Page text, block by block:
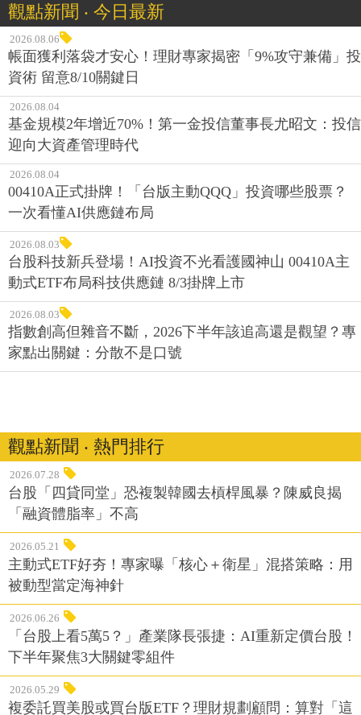
觀點新聞 ‧ 今日最新
2026.08.06
帳面獲利落袋才安心！理財專家揭密「9%攻守兼備」投
資術 留意8/10關鍵日
2026.08.04
基金規模2年增近70%！第一金投信董事長尤昭文：投信
迎向大資產管理時代
2026.08.04
00410A正式掛牌！「台版主動QQQ」投資哪些股票？
一次看懂AI供應鏈布局
2026.08.03
台股科技新兵登場！AI投資不光看護國神山 00410A主
動式ETF布局科技供應鏈 8/3掛牌上市
2026.08.03
指數創高但雜音不斷，2026下半年該追高還是觀望？專
家點出關鍵：分散不是口號
觀點新聞 ‧ 熱門排行
2026.07.28
台股「四貸同堂」恐複製韓國去槓桿風暴？陳威良揭
「融資體脂率」不高
2026.05.21
主動式ETF好夯！專家曝「核心＋衛星」混搭策略：用
被動型當定海神針
2026.06.26
「台股上看5萬5？」產業隊長張捷：AI重新定價台股！
下半年聚焦3大關鍵零組件
2026.05.29
複委託買美股或買台版ETF？理財規劃顧問：算對「這